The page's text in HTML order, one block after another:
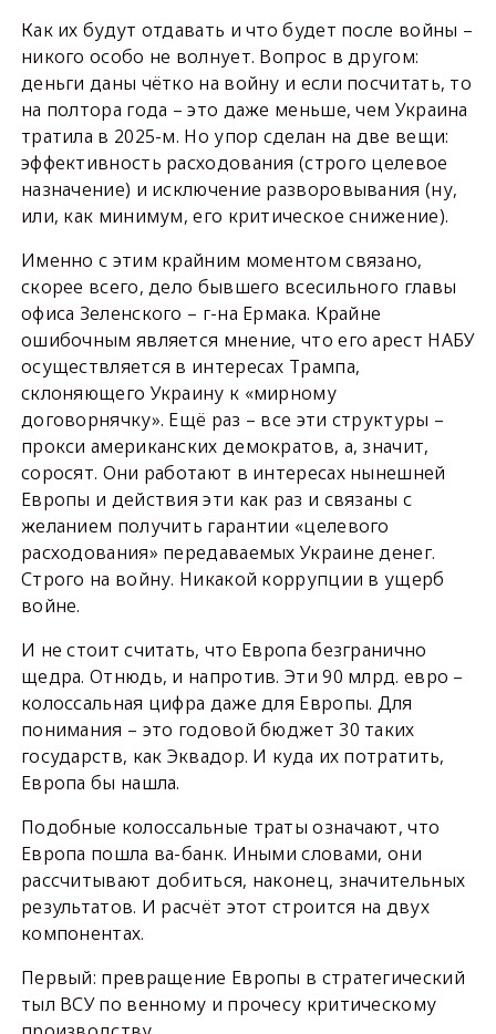
Как их будут отдавать и что будет после войны –
никого особо не волнует. Вопрос в другом:
деньги даны чётко на войну и если посчитать, то
на полтора года – это даже меньше, чем Украина
тратила в 2025-м. Но упор сделан на две вещи:
эффективность расходования (строго целевое
назначение) и исключение разворовывания (ну,
или, как минимум, его критическое снижение).
Именно с этим крайним моментом связано,
скорее всего, дело бывшего всесильного главы
офиса Зеленского – г-на Ермака. Крайне
ошибочным является мнение, что его арест НАБУ
осуществляется в интересах Трампа,
склоняющего Украину к «мирному
договорнячку». Ещё раз – все эти структуры –
прокси американских демократов, а, значит,
соросят. Они работают в интересах нынешней
Европы и действия эти как раз и связаны с
желанием получить гарантии «целевого
расходования» передаваемых Украине денег.
Строго на войну. Никакой коррупции в ущерб
войне.
И не стоит считать, что Европа безгранично
щедра. Отнюдь, и напротив. Эти 90 млрд. евро –
колоссальная цифра даже для Европы. Для
понимания – это годовой бюджет 30 таких
государств, как Эквадор. И куда их потратить,
Европа бы нашла.
Подобные колоссальные траты означают, что
Европа пошла ва-банк. Иными словами, они
рассчитывают добиться, наконец, значительных
результатов. И расчёт этот строится на двух
компонентах.
Первый: превращение Европы в стратегический
тыл ВСУ по венному и прочесу критическому